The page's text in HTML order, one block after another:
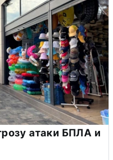
атаки БПЛА и